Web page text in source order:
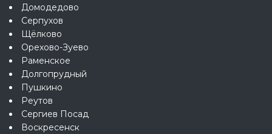
Домодедово
Серпухов
Щёлково
Орехово-Зуево
Раменское
Долгопрудный
Пушкино
Реутов
Сергиев Посад
Воскресенск